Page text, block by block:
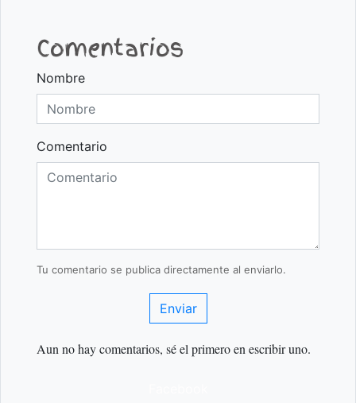
Comentarios
Nombre
Comentario
Tu comentario se publica directamente al enviarlo.
Enviar
Aun no hay comentarios, sé el primero en escribir uno.